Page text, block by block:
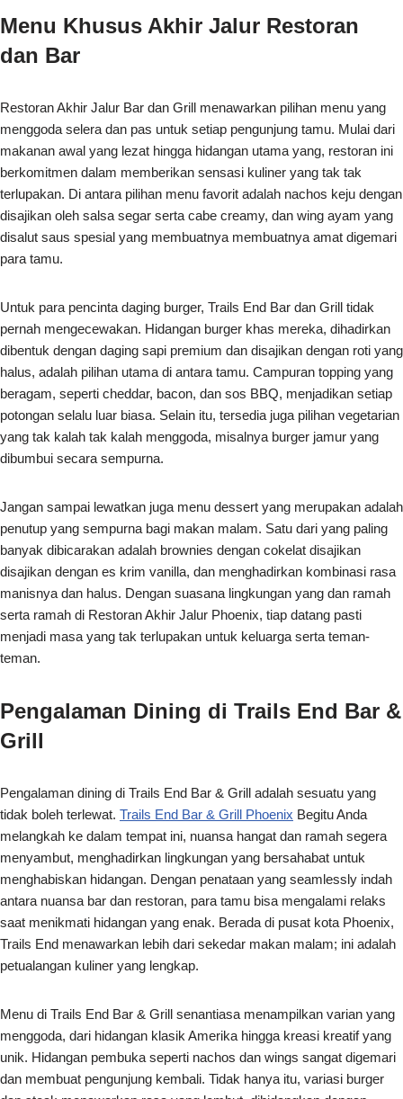
Menu Khusus Akhir Jalur Restoran
dan Bar
Restoran Akhir Jalur Bar dan Grill menawarkan pilihan menu yang
menggoda selera dan pas untuk setiap pengunjung tamu. Mulai dari
makanan awal yang lezat hingga hidangan utama yang, restoran ini
berkomitmen dalam memberikan sensasi kuliner yang tak tak
terlupakan. Di antara pilihan menu favorit adalah nachos keju dengan
disajikan oleh salsa segar serta cabe creamy, dan wing ayam yang
disalut saus spesial yang membuatnya membuatnya amat digemari
para tamu.
Untuk para pencinta daging burger, Trails End Bar dan Grill tidak
pernah mengecewakan. Hidangan burger khas mereka, dihadirkan
dibentuk dengan daging sapi premium dan disajikan dengan roti yang
halus, adalah pilihan utama di antara tamu. Campuran topping yang
beragam, seperti cheddar, bacon, dan sos BBQ, menjadikan setiap
potongan selalu luar biasa. Selain itu, tersedia juga pilihan vegetarian
yang tak kalah tak kalah menggoda, misalnya burger jamur yang
dibumbui secara sempurna.
Jangan sampai lewatkan juga menu dessert yang merupakan adalah
penutup yang sempurna bagi makan malam. Satu dari yang paling
banyak dibicarakan adalah brownies dengan cokelat disajikan
disajikan dengan es krim vanilla, dan menghadirkan kombinasi rasa
manisnya dan halus. Dengan suasana lingkungan yang dan ramah
serta ramah di Restoran Akhir Jalur Phoenix, tiap datang pasti
menjadi masa yang tak terlupakan untuk keluarga serta teman-
teman.
Pengalaman Dining di Trails End Bar &
Grill
Pengalaman dining di Trails End Bar & Grill adalah sesuatu yang
tidak boleh terlewat. Trails End Bar & Grill Phoenix Begitu Anda
melangkah ke dalam tempat ini, nuansa hangat dan ramah segera
menyambut, menghadirkan lingkungan yang bersahabat untuk
menghabiskan hidangan. Dengan penataan yang seamlessly indah
antara nuansa bar dan restoran, para tamu bisa mengalami relaks
saat menikmati hidangan yang enak. Berada di pusat kota Phoenix,
Trails End menawarkan lebih dari sekedar makan malam; ini adalah
petualangan kuliner yang lengkap.
Menu di Trails End Bar & Grill senantiasa menampilkan varian yang
menggoda, dari hidangan klasik Amerika hingga kreasi kreatif yang
unik. Hidangan pembuka seperti nachos dan wings sangat digemari
dan membuat pengunjung kembali. Tidak hanya itu, variasi burger